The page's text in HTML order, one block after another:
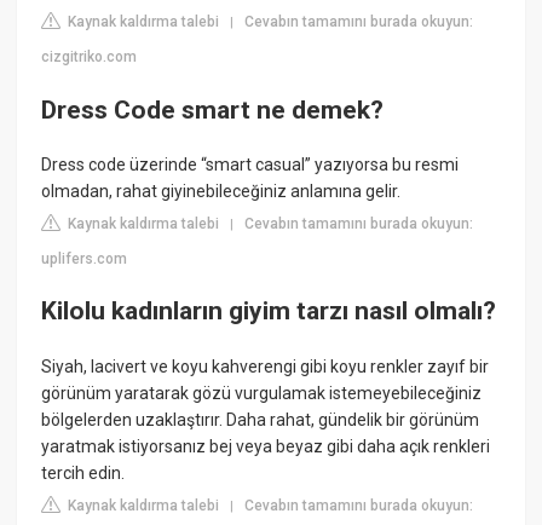
Kaynak kaldırma talebi |Cevabın tamamını burada okuyun:
cizgitriko.com
Dress Code smart ne demek?
Dress code üzerinde “smart casual” yazıyorsa bu resmi
olmadan, rahat giyinebileceğiniz anlamına gelir.
Kaynak kaldırma talebi |Cevabın tamamını burada okuyun:
uplifers.com
Kilolu kadınların giyim tarzı nasıl olmalı?
Siyah, lacivert ve koyu kahverengi gibi koyu renkler zayıf bir
görünüm yaratarak gözü vurgulamak istemeyebileceğiniz
bölgelerden uzaklaştırır. Daha rahat, gündelik bir görünüm
yaratmak istiyorsanız bej veya beyaz gibi daha açık renkleri
tercih edin.
Kaynak kaldırma talebi |Cevabın tamamını burada okuyun: